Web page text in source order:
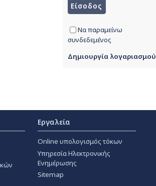
Να παραμείνω
συνδεδεμένος
Δημιουργία λογαριασμού
Εργαλεία
Online υπολογισμός τόκων
Υπηρεσία Ηλεκτρονικής
Ενημέρωσης
Sitemap